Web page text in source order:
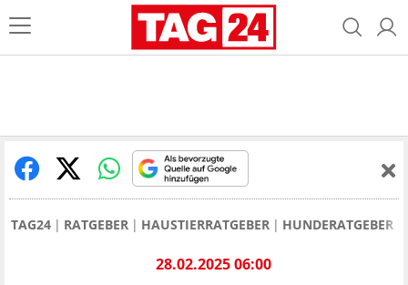
TAG24 RATGEBER HAUSTIERRATGEBER HUNDERATGEBER
28.02.2025 06:00